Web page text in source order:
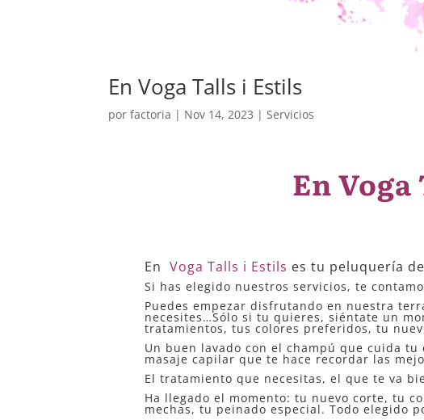
En Voga Talls i Estils
porfactoria | Nov 14, 2023 | Servicios
En
EnVoga Talls i Estils es tu peluquería
Si has elegido nuestros servicios, te
Puedes empezar disfrutando en nuestra
necesites…Sólo si tu quieres, siéntate un
tratamientos, tus colores preferidos, tu
Un buen lavado con el champú que cuida
masaje capilar que te hace recordar las
El tratamiento que necesitas, el que te va
Ha llegado el momento: tu nuevo corte, tu
mechas, tu peinado especial. Todo elegido